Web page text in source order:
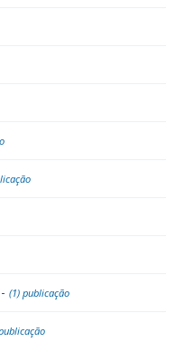
(1) publicação